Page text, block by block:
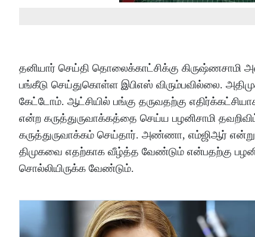
தனியார் செய்தி தொலைக்காட்சிக்கு கிருஷ்ணசாமி
பங்கீடு செய்துகொள்ள இபிஎஸ் விரும்பவில்லை.
கேட்டோம். ஆட்சியில் பங்கு தருவதற்கு
என்ற கருத்துருவாக்கத்தை செய்ய பழனிசாமி
கருத்துருவாக்கம் செய்தார். அண்ணா, எம்ஜிஆர்
திமுகவை எதற்காக வீழ்த்த வேண்டும் என்பதற்கு
சொல்லியிருக்க வேண்டும்.